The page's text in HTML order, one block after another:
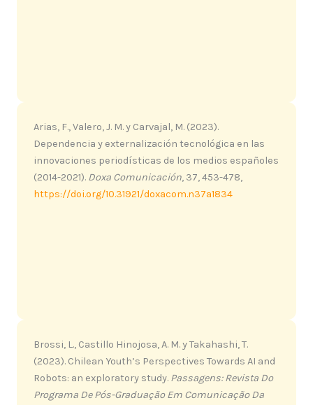
Arias, F., Valero, J. M. y Carvajal, M. (2023).
Dependencia y externalización tecnológica en las
innovaciones periodísticas de los medios españoles
(2014-2021). Doxa Comunicación, 37, 453-478,
https://doi.org/10.31921/doxacom.n37a1834
Brossi, L., Castillo Hinojosa, A. M. y Takahashi, T.
(2023). Chilean Youth’s Perspectives Towards AI and
Robots: an exploratory study. Passagens: Revista Do
Programa De Pós-Graduação Em Comunicação Da